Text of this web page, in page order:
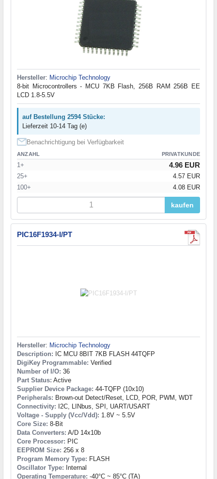
Hersteller: Microchip Technology
8-bit Microcontrollers - MCU 7KB Flash, 256B RAM 256B EE
LCD 1.8-5.5V
auf Bestellung 2594 Stücke:
Lieferzeit 10-14 Tag (e)
Benachrichtigung bei Verfügbarkeit
ANZAHL PRIVATKUNDE
1+ 4.96 EUR
25+
4.57 EUR
100+
4.08 EUR
kaufen
PIC16F1934-I/PT
Hersteller: Microchip Technology
Description: IC MCU 8BIT 7KB FLASH 44TQFP
DigiKey Programmable: Verified
Number of I/O: 36
Part Status: Active
Supplier Device Package: 44-TQFP (10x10)
Peripherals: Brown-out Detect/Reset, LCD, POR, PWM, WDT
Connectivity: I2C, LINbus, SPI, UART/USART
Voltage - Supply (Vcc/Vdd): 1.8V ~ 5.5V
Core Size: 8-Bit
Data Converters: A/D 14x10b
Core Processor: PIC
EEPROM Size: 256 x 8
Program Memory Type: FLASH
Oscillator Type: Internal
Operating Temperature: -40°C ~ 85°C (TA)